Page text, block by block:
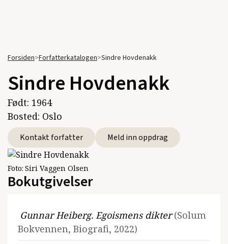
Forsiden>Forfatterkatalogen>Sindre Hovdenakk
Sindre Hovdenakk
Født: 1964
Bosted: Oslo
Kontakt forfatter Meld inn oppdrag
Foto: Siri Vaggen Olsen
Bokutgivelser
Gunnar Heiberg. Egoismens dikter(Solum
Bokvennen, Biografi, 2022)